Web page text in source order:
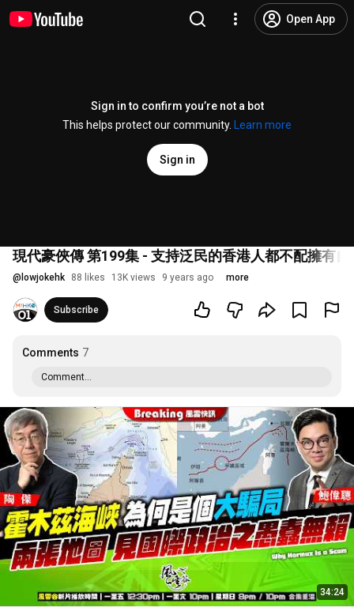
Open App
Sign in to confirm you’re not a bot
This helps protect our community.
Learn more
Sign in
現代豪俠傳 第199集 - 支持泛民的香港人都不配擁有
@ lowjokehk 88 likes 13K views 9 years ago more
Subscribe
Comments 7
Comment...
34:24